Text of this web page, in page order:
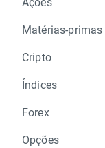
Matérias-primas
Cripto
Índices
Forex
Opções